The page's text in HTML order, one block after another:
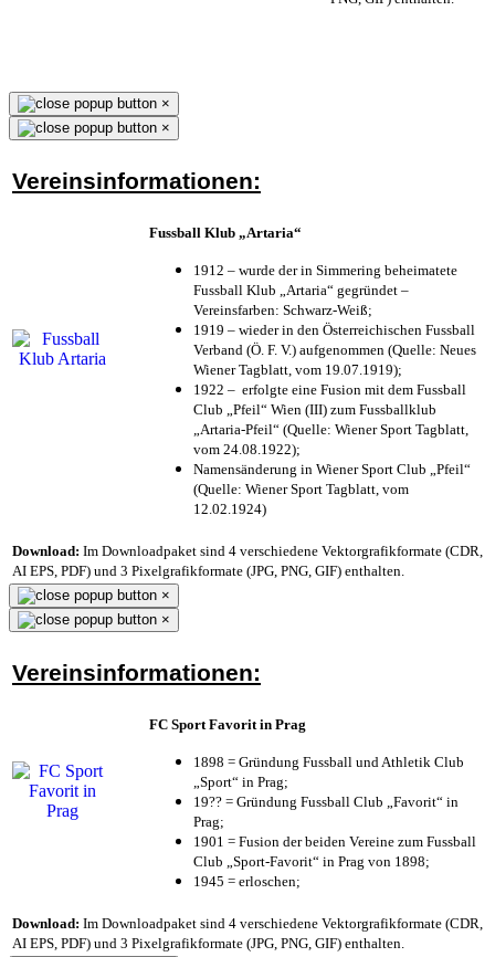
×
×
Vereinsinformationen:
Fussball Klub „Artaria“
1912 – wurde der in Simmering beheimatete
Fussball Klub „Artaria“ gegründet –
Vereinsfarben: Schwarz-Weiß;
1919 – wieder in den Österreichischen Fussball
Verband (Ö. F. V.) aufgenommen (Quelle: Neues
Wiener Tagblatt, vom 19.07.1919);
1922 – erfolgte eine Fusion mit dem Fussball
Club „Pfeil“ Wien (III) zum Fussballklub
„Artaria-Pfeil“ (Quelle: Wiener Sport Tagblatt,
vom 24.08.1922);
Namensänderung in Wiener Sport Club „Pfeil“
(Quelle: Wiener Sport Tagblatt, vom
12.02.1924)
Download: Im Downloadpaket sind 4 verschiedene Vektorgrafikformate (CDR,
AI EPS, PDF) und 3 Pixelgrafikformate (JPG, PNG, GIF) enthalten.
×
×
Vereinsinformationen:
FC Sport Favorit in Prag
1898 = Gründung Fussball und Athletik Club
„Sport“ in Prag;
19?? = Gründung Fussball Club „Favorit“ in
Prag;
1901 = Fusion der beiden Vereine zum Fussball
Club „Sport-Favorit“ in Prag von 1898;
1945 = erloschen;
Download: Im Downloadpaket sind 4 verschiedene Vektorgrafikformate (CDR,
AI EPS, PDF) und 3 Pixelgrafikformate (JPG, PNG, GIF) enthalten.